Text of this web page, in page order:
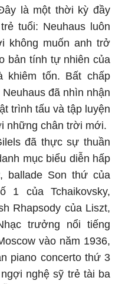
là một thời kỳ đầy
tuổi: Neuhaus luôn
không muốn anh trở
bản tính tự nhiên của
khiêm tốn. Bất chấp
đã nhìn nhận
trình tấu và tập luyện
những chân trời mới.
đã thực sự thuần
mục biểu diễn hấp
ballade Son thứ của
1 của Tchaikovsky,
Rhapsody của Liszt,
trưởng nổi tiếng
vào năm 1936,
piano concerto thứ 3
nghệ sỹ trẻ tài ba